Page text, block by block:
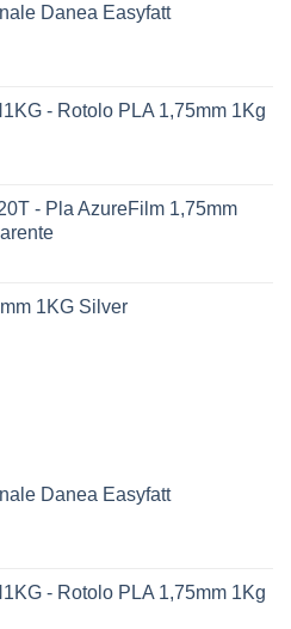
Danea Easyfatt
- Rotolo PLA 1,75mm 1Kg
- Pla AzureFilm 1,75mm
1KG Silver
Danea Easyfatt
- Rotolo PLA 1,75mm 1Kg